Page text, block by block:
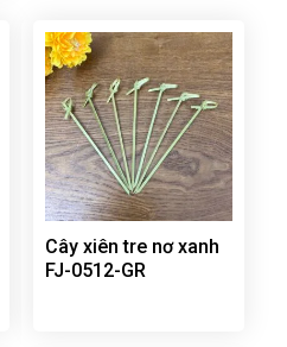
Cây xiên tre nơ xanh
FJ-0512-GR